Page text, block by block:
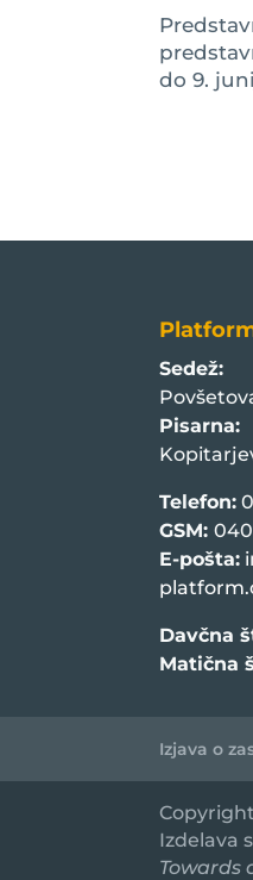
do 9.
Sedež:
Pisarna:
Telefon:
GSM:
E-pošta:
Davčna
Matična
Izjava o
Izdelava
Towards